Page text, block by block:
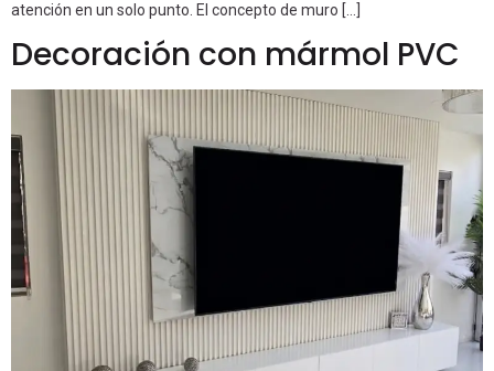
atención en un solo punto. El concepto de muro […]
Decoración con mármol PVC